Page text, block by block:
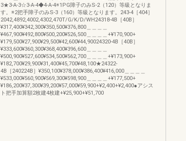
3★3-A-3☆3-A-4◆4-A-4※1PG障子のみS-2（120）等級となりま
す。※2把手障子のみS-3（160）等級となります。243-4［404］
2042,4892,4002,4302,470T/G/K/D/WH24318-4B［40B］
¥317,400¥342,300¥350,500¥376,800＿＿＿＿
¥467,900¥492,800¥500,200¥526,500＿＿＿＿+¥170,900+
¥179,500¥27,900¥29,500¥42,600¥44,90024320-4B［40B］
¥333,600¥360,300¥368,400¥396,600＿＿＿＿
¥500,900¥527,600¥534,500¥562,700＿＿＿＿+¥173,900+
¥182,700¥29,900¥31,400¥45,700¥48,100★24322-
4B［240224B］¥350,100¥378,000¥386,400¥416,000＿＿＿＿
¥533,000¥560,900¥569,300¥598,900＿＿＿＿+¥177,500+
¥186,200¥37,300¥39,200¥57,000¥59,900+¥2,400+¥2,400●アシス
ト把手加算額2枚建4枚建+¥25,900+¥51,700